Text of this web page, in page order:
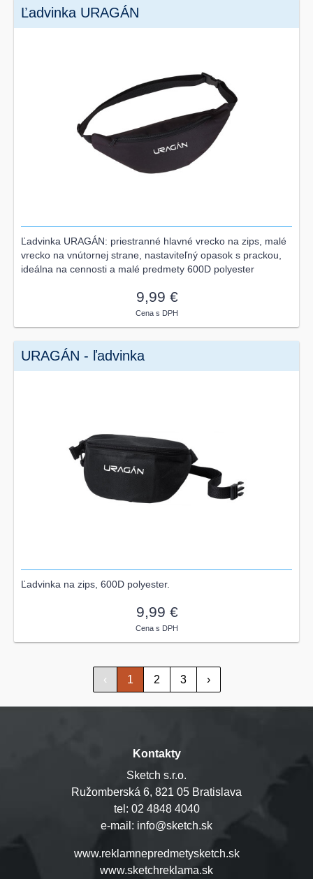
Ľadvinka URAGÁN
Ľadvinka URAGÁN: priestranné hlavné vrecko na zips, malé
vrecko na vnútornej strane, nastaviteľný opasok s prackou,
ideálna na cennosti a malé predmety 600D polyester
9,99 €
Cena s DPH
URAGÁN - ľadvinka
Ľadvinka na zips, 600D polyester.
9,99 €
Cena s DPH
‹ 1 2 3 ›
Kontakty
Sketch s.r.o.
Ružomberská 6, 821 05 Bratislava
tel: 02 4848 4040
e-mail: info@sketch.sk
www.reklamnepredmetysketch.sk
www.sketchreklama.sk